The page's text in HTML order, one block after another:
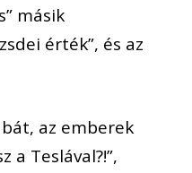
másik
érték”, és az
az emberek
a Teslával?!”,